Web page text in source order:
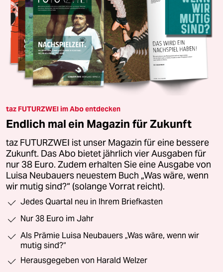
taz FUTURZWEI im Abo entdecken
Endlich mal ein Magazin für Zukunft
taz FUTURZWEI ist unser Magazin für eine bessere
Zukunft. Das Abo bietet jährlich vier Ausgaben für
nur 38 Euro. Zudem erhalten Sie eine Ausgabe von
Luisa Neubauers neuestem Buch „Was wäre, wenn
wir mutig sind?“ (solange Vorrat reicht).
Jedes Quartal neu in Ihrem Briefkasten
Nur 38 Euro im Jahr
Als Prämie Luisa Neubauers „Was wäre, wenn wir
mutig sind?“
Herausgegeben von Harald Welzer